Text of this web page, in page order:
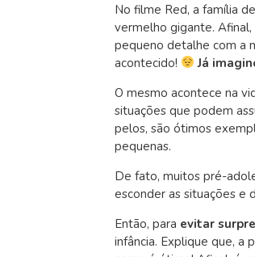
No filme Red, a família
vermelho gigante.
pequeno detalhe com a
acontecido!
Já
O mesmo acontece na
situações que podem
pelos, são ótimos
pequenas.
De fato, muitos pré-
esconder as situações e
Então, para evitar
infância. Explique que, a